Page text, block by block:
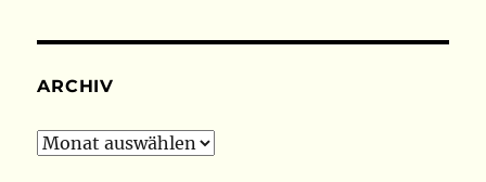
ARCHIV
Archiv